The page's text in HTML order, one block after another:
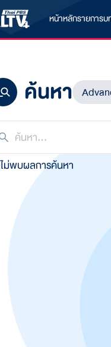
หน้าหลักรายการบ
ค้นหา
ไม่พบผลการค้นหา